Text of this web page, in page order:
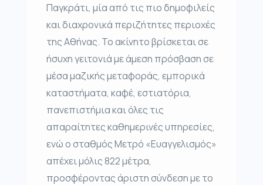
Παγκράτι, μία από τις πιο δημοφιλείς
και διαχρονικά περιζήτητες περιοχές
της Αθήνας. Το ακίνητο βρίσκεται σε
ήσυχη γειτονιά με άμεση πρόσβαση σε
μέσα μαζικής μεταφοράς, εμπορικά
καταστήματα, καφέ, εστιατόρια,
πανεπιστήμια και όλες τις
απαραίτητες καθημερινές υπηρεσίες,
ενώ ο σταθμός Μετρό «Ευαγγελισμός»
απέχει μόλις 822 μέτρα,
προσφέροντας άριστη σύνδεση με το